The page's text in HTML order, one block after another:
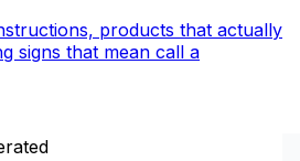
products that actually
signs that mean call a